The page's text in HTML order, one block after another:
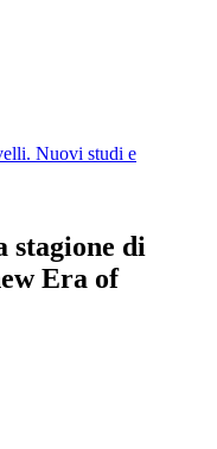
Nuovi studi e
stagione di
Era of